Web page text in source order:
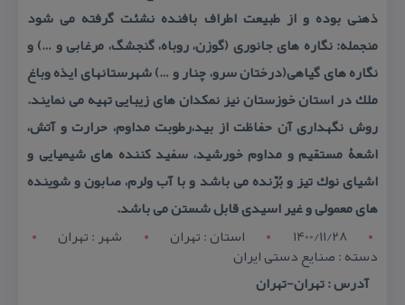
ذهنی بوده و از طبیعت اطراف بافنده نشئت گرفته می شود
منجمله: نگاره های جانوری (‌گوزن، روباه، گنجشگ، مرغابی و …) و
نگاره های گیاهی(درختان سرو، چنار و …) شهرستانهای ایذه وباغ
ملك در استان خوزستان نیز نمكدان های زیبایی تهیه می نمایند.
روش نگهداری آن حفاظت از بید،رطوبت مداوم، حرارت و آتش،
اشعۀ مستقیم و مداوم خورشید، سفید كننده های شیمیایی و
اشیای نوك تیز و بُرّنده می باشد و با آب ولرم، صابون و شوینده
های معمولی و غیر اسیدی قابل شستن می باشد.
1400/11/28
استان : تهران شهر : تهران
دسته : صنایع دستی ایران
آدرس : تهران-تهران